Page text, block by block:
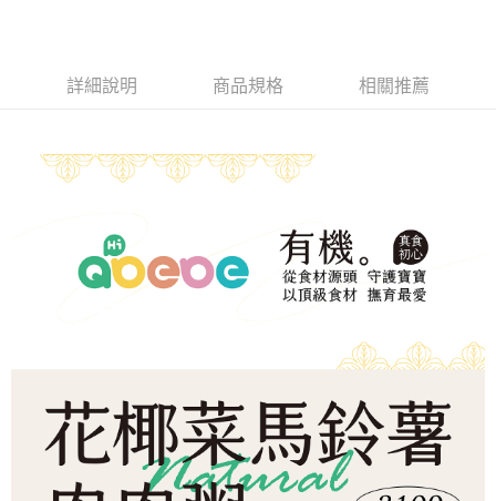
醒簡訊。
【注意事項】
1.本服務係由「台灣大哥大股份有限公司」（以下簡稱本公司）所提供，讓
2.基於同意付款使用「大哥付你分期」之契約關係目的，商店將以您的個人
資料（包含姓名、電話或地址）提供予台灣大哥大進項蒐集、處理及利用，
由本公司與您本人進行分期帳單所需資料之確認、核對及更正。
https://oppay.tw/userRule
１．於結帳方式選擇「AFTEE先享後付」後，將跳轉至「AFTEE先享後付」
３．收到繳費通知簡訊後14天內，點擊此簡訊中的連結，可透過四大超商／
ATM／網路銀行／等多元方式進行付款，方視為交易完成。
購買商品的店家。未經商家同意取消之訂單仍視為有效，需透過AFTEE先享
後付繳納相關費用。
※ 交易是否成功請以「AFTEE先享後付 」之結帳頁面顯示為準，若有關於
是否繳費成功／繳費後需取消欲退款等相關疑問，請聯繫「AFTEE先享後付
客戶支援中心」https://netprotections.freshdesk.com/support/home
１．透過由恩沛科技股份有限公司提供之「AFTEE先享後付」服務完成之交
易，需依本服務之必要範圍內提供個人資料，並將交易相關給付款項請求債
２．關於個人資料處理事宜，請瀏覽以下網址：
https://aftee.tw/terms/#terms3
３．未成年的使用者請事先徵得法定代理人或監護人之同意方可使用
「AFTEE先享後付」，若未經同意申辦者引起之損失，本公司不負相關責
冷凍宅配-本島
每筆NT$150，滿NT$1,500(含以上)免運費
冷凍宅配-離島
每筆NT$260
詳細說明 商品規格 相關推薦